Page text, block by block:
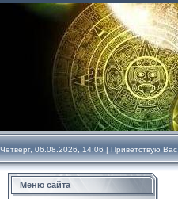
Четверг, 06.08.2026, 14:06 | Приветствую Вас
Меню сайта